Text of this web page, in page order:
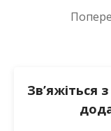
Зв’яжіться